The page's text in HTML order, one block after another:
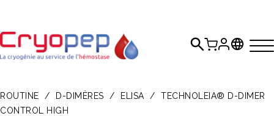
ROUTINE / D-DIMÈRES / ELISA /
TECHNOLEIA® D-DIMER
CONTROL HIGH